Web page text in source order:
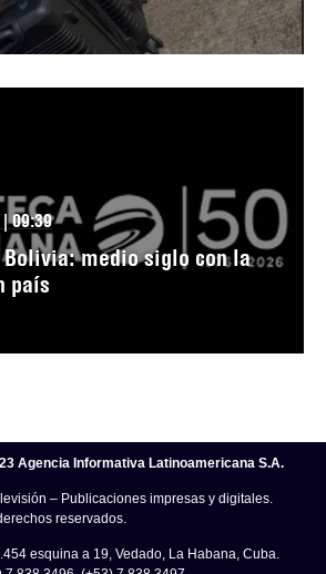
09:39
Bolivia: medio siglo con la
país
Agencia Informativa Latinoamericana S.A.
– Publicaciones impresas y digitales.
reservados.
esquina a 19, Vedado, La Habana, Cuba.